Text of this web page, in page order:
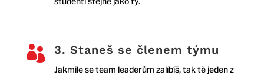
 3. Staneš se členem týmu
Jakmile se team leaderům zalíbíš, tak tě jeden z